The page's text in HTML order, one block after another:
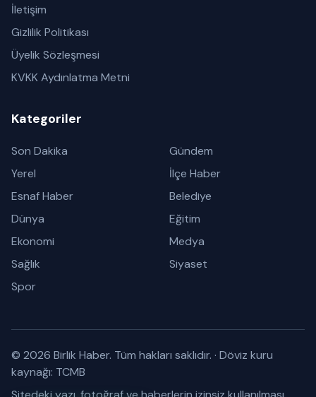
İletişim
Gizlilik Politikası
Üyelik Sözleşmesi
KVKK Aydınlatma Metni
Kategoriler
Son Dakika
Gündem
Yerel
İlçe Haber
Esnaf Haber
Belediye
Dünya
Eğitim
Ekonomi
Medya
Sağlık
Siyaset
Spor
© 2026 Birlik Haber. Tüm hakları saklıdır. · Döviz kuru
kaynağı: TCMB